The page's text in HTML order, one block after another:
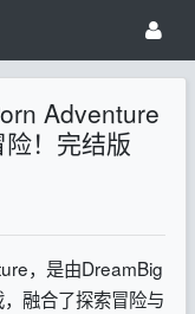
Adventure
！完结版
，是由DreamBig
融合了探索冒险与